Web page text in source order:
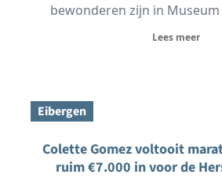
bewonderen zijn in Museum
Lees meer
Eibergen
Colette Gomez voltooit
ruim €7.000 in voor de